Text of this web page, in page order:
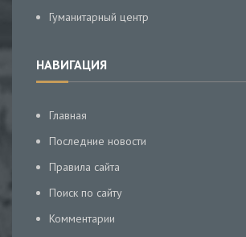
Гуманитарный центр
НАВИГАЦИЯ
Главная
Последние новости
Правила сайта
Поиск по сайту
Комментарии